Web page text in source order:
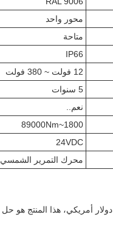
محور واحد
متاحة
IP66
12 فولت ~ 380 فولت
5 سنوات
نعم..
1800~89000Nm
24VDC
محرك التمرير
مع الحد الأدنى لكمية الطلب من 1 ومدى